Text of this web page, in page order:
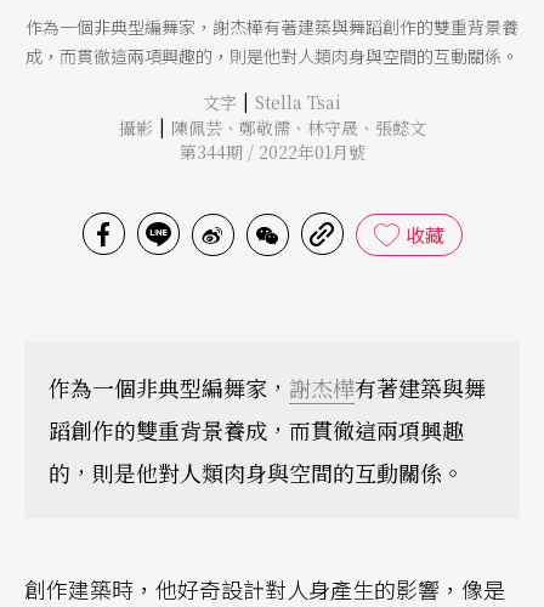
作為一個非典型編舞家，謝杰樺有著建築與舞蹈創作的雙重背景養
成，而貫徹這兩項興趣的，則是他對人類肉身與空間的互動關係。
文字 | Stella Tsai
攝影 | 陳佩芸 、 鄭敬儒、 林守晟 、 張懿文
第344期 / 2022年01月號
收藏
作為一個非典型編舞家， 謝杰樺有著建築與舞
蹈創作的雙重背景養成，而貫徹這兩項興趣
的，則是他對人類肉身與空間的互動關係。
創作建築時，他好奇設計對人身產生的影響，像是